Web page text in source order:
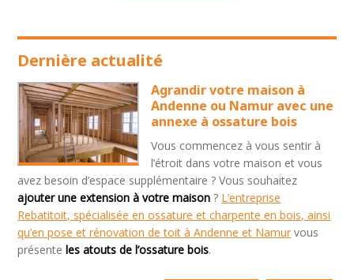
Dernière actualité
Agrandir votre maison à
Andenne ou Namur avec une
annexe à ossature bois
Vous commencez à vous sentir à
l’étroit dans votre maison et vous
avez besoin d’espace supplémentaire ? Vous souhaitez
ajouter une extension à votre maison ? L’entreprise
Rebatitoit, spécialisée en ossature et charpente en bois, ainsi
qu’en pose et rénovation de toit à Andenne et Namur vous
présenteles atouts de l’ossature bois.